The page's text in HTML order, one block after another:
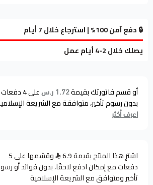
🔒 دفع آمن 100% | استرجاع خلال 7 أيام
يصلك خلال 2-4 أيام عمل
أو قسم فاتورتك بقيمة1.72 ر.س على4دفعات
بدون رسوم تأخير، متوافقة مع الشريعة
اعرف أكثر
اشترِ هذا المنتج بقيمة 6.9
وقسّمها على 5
دفعات مع إمكان ادفع لاحقًا، بدون فوائد أو
تأخير ومتوافق مع الشريعة الإسلامية